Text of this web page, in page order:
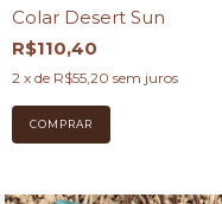
Colar Desert Sun
R$110,40
2 x de R$55,20 sem juros